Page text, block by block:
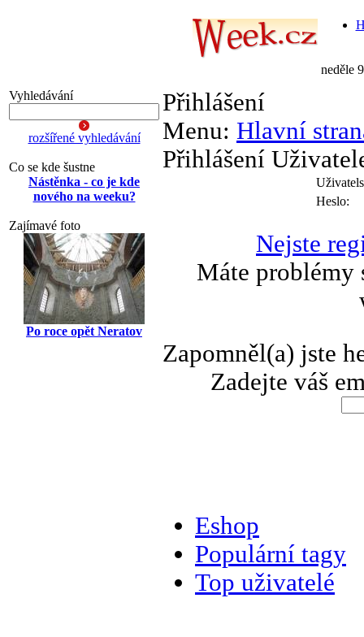
neděle
Vyhledávání
rozšířené vyhledávání
Co se kde šustne
Nástěnka - co je kde
nového na weeku?
Zajímavé foto
Po roce opět Neratov
Přihlášení
Menu: Hlavní
Přihlášení
Heslo:
Nejste
Máte problémy
Zapomněl(a) jste
Zadejte váš
Eshop
Populární tagy
Top uživatelé